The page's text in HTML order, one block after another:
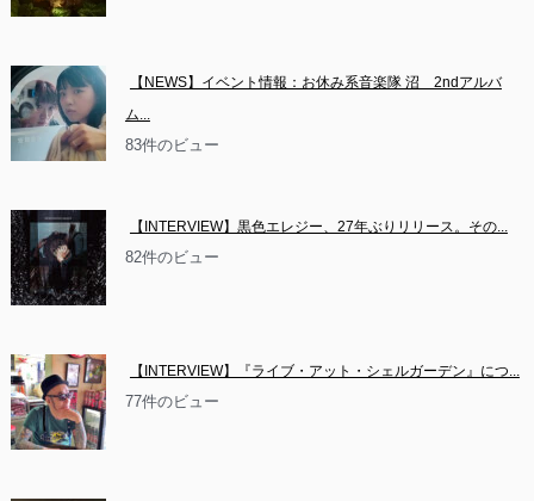
【NEWS】イベント情報：お休み系音楽隊 沼　2ndアルバ
ム...
83件のビュー
【INTERVIEW】黒色エレジー、27年ぶりリリース。その...
82件のビュー
【INTERVIEW】『ライブ・アット・シェルガーデン』につ...
77件のビュー